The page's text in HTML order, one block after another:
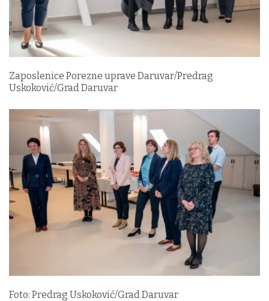
Zaposlenice Porezne uprave Daruvar/Predrag
Uskoković/Grad Daruvar
Foto: Predrag Uskoković/Grad Daruvar